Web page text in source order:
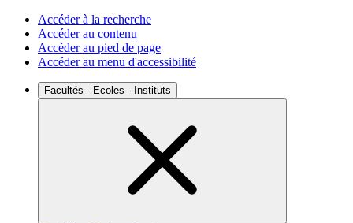
Accéder à la recherche
Accéder au contenu
Accéder au pied de page
Accéder au menu d'accessibilité
Facultés - Ecoles - Instituts